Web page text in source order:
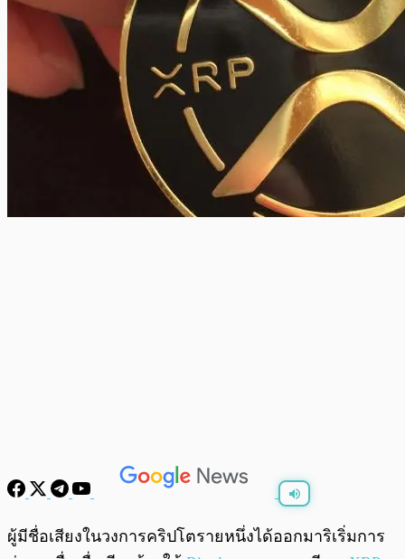
พร้อมเล่น 0:00/0:00
ผู้มีชื่อเสียงในวงการคริปโตรายหนึ่งได้ออกมาริเริ่มการ